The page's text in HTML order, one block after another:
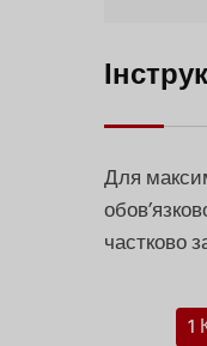
Для
частково
1